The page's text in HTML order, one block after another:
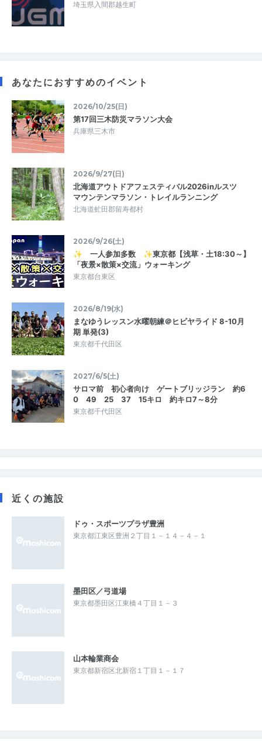
埼玉県入間郡越生町
あなたにおすすめのイベント
2026/10/25(日)
第17回三木防災マラソン大会
兵庫県三木市
2026/9/27(日)
北海道アウトドアフェスティバル2026inルスツ
マウンテンマラソン・トレイルランニング
北海道虻田郡留寿都村
2026/9/26(土)
✨ 一人参加多数 ✨東京都【浅草・土18:30～】
「夜景×散策×交流」ウォーキング
東京都台東区
2026/8/19(水)
まなゆうレッスン水曜朝練＠ヒビヤライド 8-10月
期 単発(3)
東京都千代田区
2027/6/5(土)
サロマ前 初心者向け ゲートブリッジラン 約6
0 49 25 37 15キロ 約キロ7～8分
東京都千代田区
近くの施設
ドゥ・スポーツプラザ豊洲
東京都江東区豊洲２丁目１－１４－４－１
墨田区／弓道場
東京都墨田区江東橋４丁目１－３
山本輪業商会
東京都新宿区北新宿１丁目１－１７